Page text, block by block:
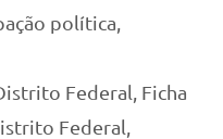
política
Federal Ficha
Federal